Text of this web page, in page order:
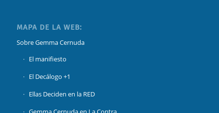
MAPA DE LA WEB:
Sobre Gemma Cernuda
El manifiesto
El Decálogo +1
Ellas Deciden en la RED